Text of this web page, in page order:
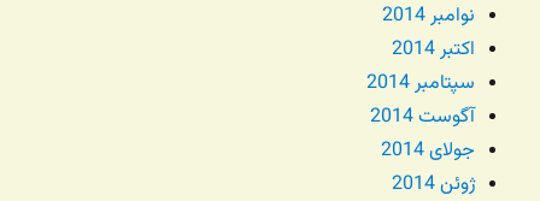
نوامبر 2014
اکتبر 2014
سپتامبر 2014
آگوست 2014
جولای 2014
ژوئن 2014